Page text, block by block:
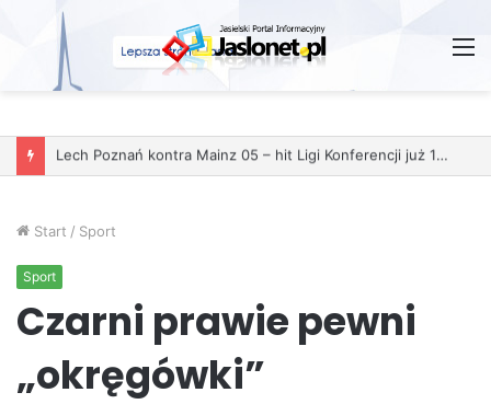
Start / Sport
Sport
Czarni prawie pewni
„okręgówki”